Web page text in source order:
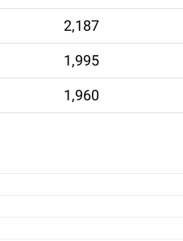
2,187
1,995
1,960